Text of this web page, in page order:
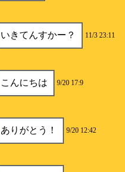
いきてんすかー？ 11/3 23:11
こんにちは 9/20 17:9
ありがとう！ 9/20 12:42